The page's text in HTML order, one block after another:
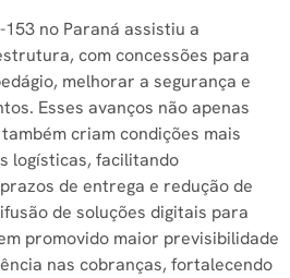
153 no Paraná assistiu a
com concessões para
melhorar a segurança e
Esses avanços não apenas
criam condições mais
logísticas, facilitando
de entrega e redução de
de soluções digitais para
promovido maior previsibilidade
nas cobranças, fortalecendo